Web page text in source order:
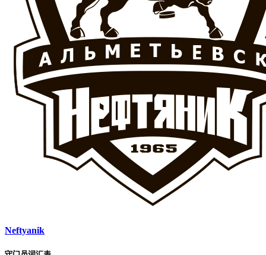
Neftyanik